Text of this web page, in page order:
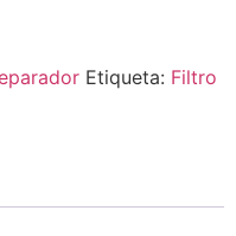
Etiqueta: Filtro